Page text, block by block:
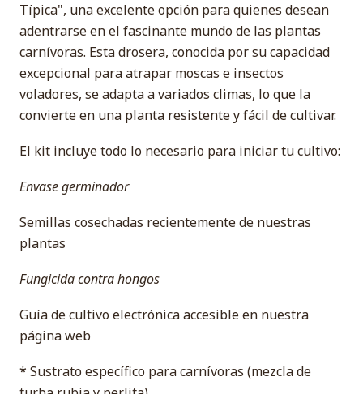
Típica", una excelente opción para quienes desean
adentrarse en el fascinante mundo de las plantas
carnívoras. Esta drosera, conocida por su capacidad
excepcional para atrapar moscas e insectos
voladores, se adapta a variados climas, lo que la
convierte en una planta resistente y fácil de cultivar.
El kit incluye todo lo necesario para iniciar tu cultivo:
Envase germinador
Semillas cosechadas recientemente de nuestras
plantas
Fungicida contra hongos
Guía de cultivo electrónica accesible en nuestra
página web
* Sustrato específico para carnívoras (mezcla de